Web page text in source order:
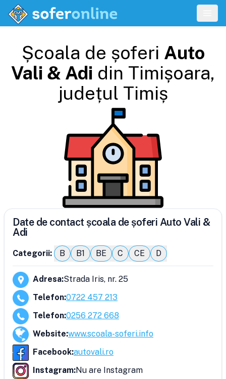
Școala de șoferi Auto
Vali & Adi din Timișoara,
județul Timiș
Date de contact școala de șoferi Auto Vali &
Adi
Categorii: B B1 BE C CE D
Adresa:Strada Iris, nr. 25
Telefon:0722 457 213
Telefon:0256 272 668
Website:www.scoala-soferi.info
Facebook:autovali.ro
Instagram:Nu are Instagram